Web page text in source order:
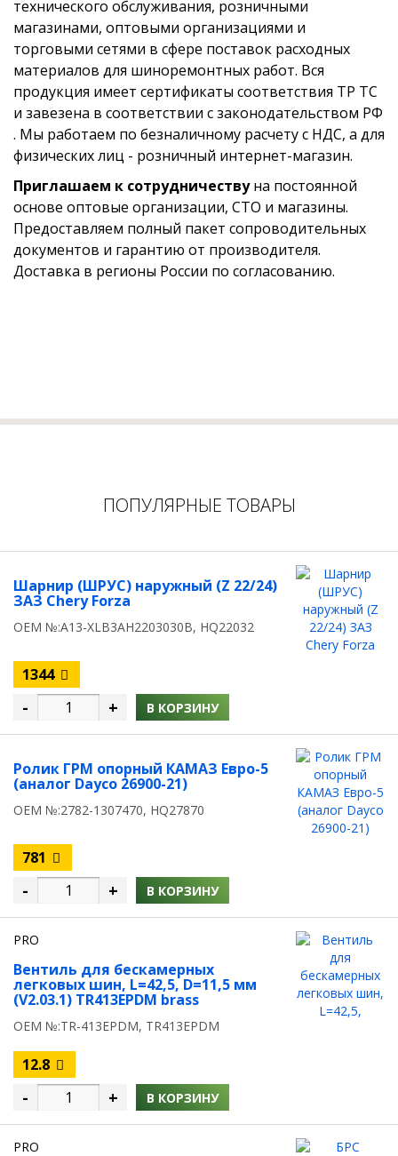
технического обслуживания, розничными
магазинами, оптовыми организациями и
торговыми сетями в сфере поставок расходных
материалов для шиноремонтных работ. Вся
продукция имеет сертификаты соответствия ТР ТС
и завезена в соответствии с законодательством РФ
. Мы работаем по безналичному расчету с НДС, а для
физических лиц - розничный интернет-магазин.
Приглашаем к сотрудничествуна постоянной
основе оптовые организации, СТО и магазины.
Предоставляем полный пакет сопроводительных
документов и гарантию от производителя.
Доставка в регионы России по согласованию.
ПОПУЛЯРНЫЕ ТОВАРЫ
Шарнир (ШРУС) наружный (Z 22/24)
ЗАЗ Chery Forza
OEM №:A13-XLB3AH2203030B, HQ22032
1344
- + В КОРЗИНУ
Ролик ГРМ опорный КАМАЗ Евро-5
(аналог Dayco 26900-21)
OEM №:2782-1307470, HQ27870
781
- + В КОРЗИНУ
PRO
Вентиль для бескамерных
легковых шин, L=42,5, D=11,5 мм
(V2.03.1) TR413EPDM brass
OEM №:TR-413EPDM, TR413EPDM
12.8
- + В КОРЗИНУ
PRO